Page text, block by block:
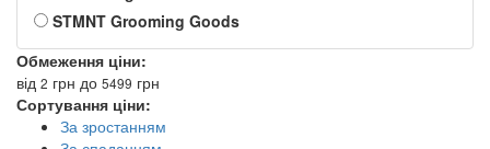
STMNT Grooming Goods
Обмеження ціни:
від 2 грн до 5499 грн
Сортування ціни:
За зростанням